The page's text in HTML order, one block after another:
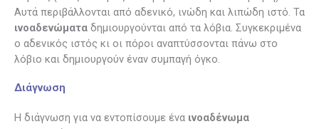
Αυτά περιβάλλονται από αδενικό, ινώδη και λιπώδη ιστό. Τα
ινοαδενώματα δημιουργούνται από τα λόβια. Συγκεκριμένα
ο αδενικός ιστός κι οι πόροι αναπτύσσονται πάνω στο
λόβιο και δημιουργούν έναν συμπαγή όγκο.
Διάγνωση
Η διάγνωση για να εντοπίσουμε ένα ινοαδένωμα